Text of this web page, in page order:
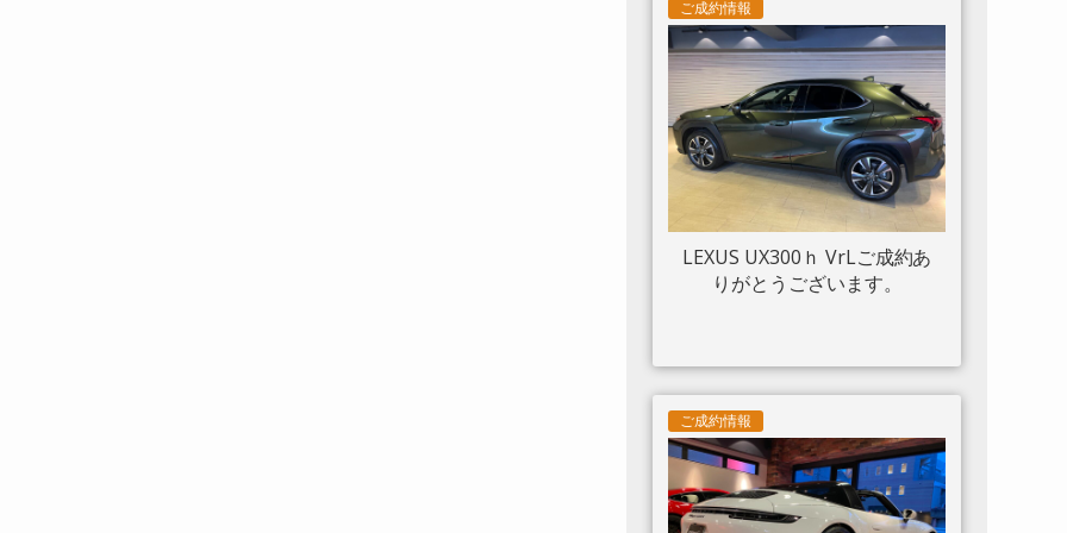
ボンサイドエアスプリッター
カーボンエンジンルーム パッ
センジャーディスプレイ アダ
プティブヘッドライトシステ
ム 入庫しました。
ご成約情報
LEXUS UX300ｈ VrLご成約あ
りがとうございます。
ご成約情報